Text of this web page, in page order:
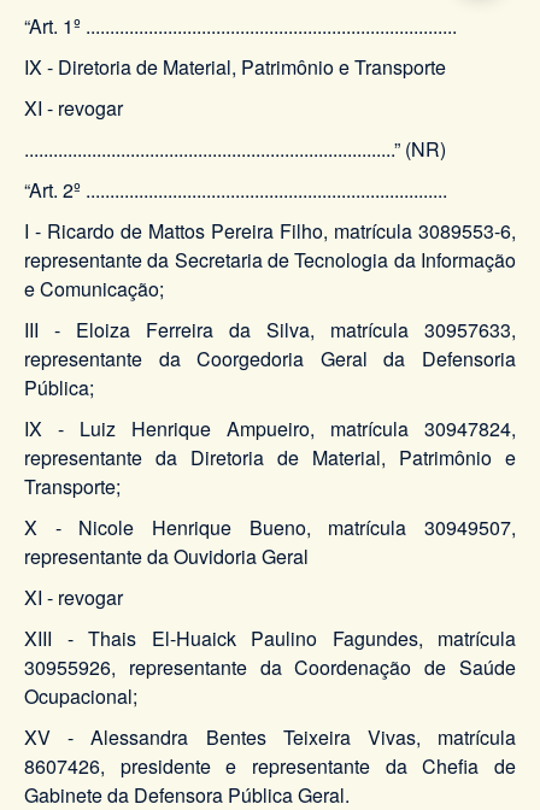
“Art. 1º .............................................................................
IX - Diretoria de Material, Patrimônio e Transporte
XI - revogar
.............................................................................” (NR)
“Art. 2º ...........................................................................
I - Ricardo de Mattos Pereira Filho, matrícula 3089553-6,
representante da Secretaria de Tecnologia da Informação
e Comunicação;
III - Eloiza Ferreira da Silva, matrícula 30957633,
representante da Coorgedoria Geral da Defensoria
Pública;
IX - Luiz Henrique Ampueiro, matrícula 30947824,
representante da Diretoria de Material, Patrimônio e
Transporte;
X - Nicole Henrique Bueno, matrícula 30949507,
representante da Ouvidoria Geral
XI - revogar
XIII - Thais El-Huaick Paulino Fagundes, matrícula
30955926, representante da Coordenação de Saúde
Ocupacional;
XV - Alessandra Bentes Teixeira Vivas, matrícula
8607426, presidente e representante da Chefia de
Gabinete da Defensora Pública Geral.